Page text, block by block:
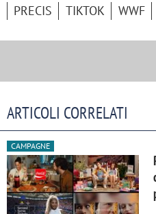
PRECIS TIKTOK WWF
ARTICOLI CORRELATI
CAMPAGNE